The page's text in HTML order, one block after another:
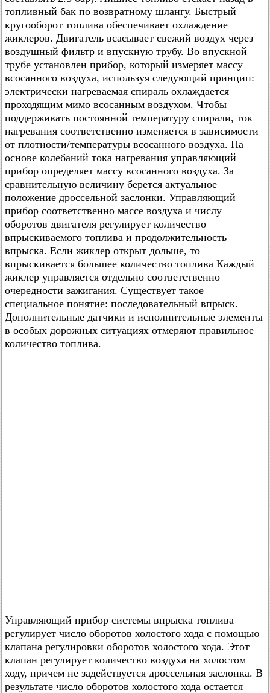
топливный бак по возвратному шлангу. Быстрый
кругооборот топлива обеспечивает охлаждение
жиклеров. Двигатель всасывает свежий воздух через
воздушный фильтр и впускную трубу. Во впускной
трубе установлен прибор, который измеряет массу
всосанного воздуха, используя следующий принцип:
электрически нагреваемая спираль охлаждается
проходящим мимо всосанным воздухом. Чтобы
поддерживать постоянной температуру спирали, ток
нагревания соответственно изменяется в зависимости
от плотности/температуры всосанного воздуха. На
основе колебаний тока нагревания управляющий
прибор определяет массу всосанного воздуха. За
сравнительную величину берется актуальное
положение дроссельной заслонки. Управляющий
прибор соответственно массе воздуха и числу
оборотов двигателя регулирует количество
впрыскиваемого топлива и продолжительность
впрыска. Если жиклер открыт дольше, то
впрыскивается большее количество топлива Каждый
жиклер управляется отдельно соответственно
очередности зажигания. Существует такое
специальное понятие: последовательный впрыск.
Дополнительные датчики и исполнительные элементы
в особых дорожных ситуациях отмеряют правильное
количество топлива.
Управляющий прибор системы впрыска топлива
регулирует число оборотов холостого хода с помощью
клапана регулировки оборотов холостого хода. Этот
клапан регулирует количество воздуха на холостом
ходу, причем не задействуется дроссельная заслонка. В
результате число оборотов холостого хода остается